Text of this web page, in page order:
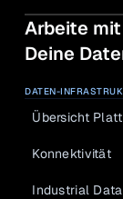
Arbeite
Deine
DATEN-
Übersicht
Konnektivität
Industrial